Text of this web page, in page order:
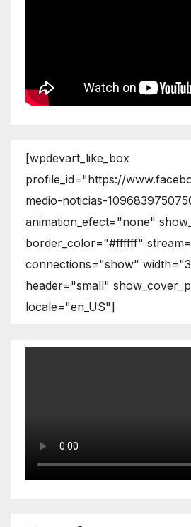
[wpdevart_like_box
profile_id="https://
medio-noticias-
animation_efect="none"
border_color="#ffffff"
connections="show"
header="small"
locale="en_US"]